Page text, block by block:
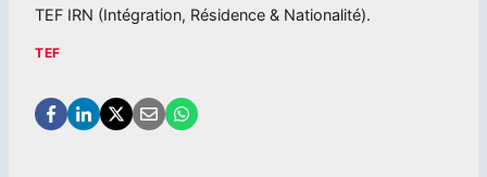
TEF IRN (Intégration, Résidence & Nationalité).
TEF